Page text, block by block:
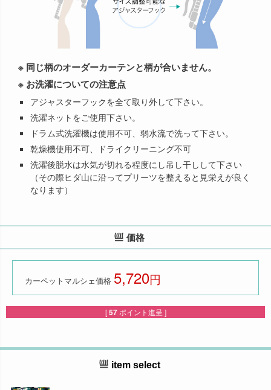
※ 同じ柄のオーダーカーテンと柄が合いません。
※ お洗濯についての注意点
アジャスターフックを全て取り外して下さい。
洗濯ネットをご使用下さい。
ドラム式洗濯機は使用不可、弱水流で洗って下さい。
乾燥機使用不可、ドライクリーニング不可
洗濯後脱水は水気が切れる程度にし吊し干しして下さい
（その際ヒダ山に沿ってプリーツを整えると見栄えが良く
なります）
価格
カーペットマルシェ価格 5,720
[ 57 ポイント進呈 ]
item select